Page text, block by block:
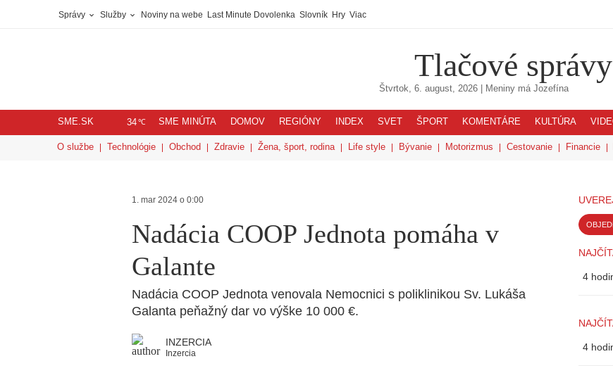
Správy Služby Noviny na webe Last Minute Dovolenka Slovník Hry Viac
Tlačové správy
Štvrtok, 6. august, 2026| Meniny má Jozefína
SME.SK 34℃ SME MINÚTA DOMOV REGIÓNY INDEX SVET ŠPORT KOMENTÁRE KULTÚRA
O službe Technológie Obchod Zdravie Žena, šport, rodina Life style Bývanie Motorizmus Cestovanie Financie
1. mar 2024 o 0:00
Nadácia COOP Jednota pomáha v
Galante
Nadácia COOP Jednota venovala Nemocnici s poliklinikou Sv. Lukáša
Galanta peňažný dar vo výške 10 000 €.
INZERCIA
Inzercia
4
4